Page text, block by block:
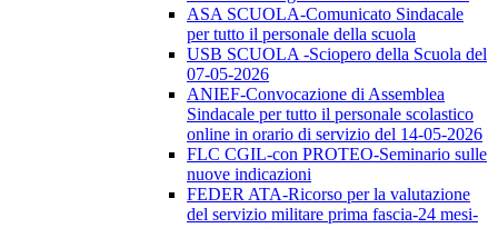
ASA SCUOLA-Comunicato Sindacale
per tutto il personale della scuola
USB SCUOLA -Sciopero della Scuola del
07-05-2026
ANIEF-Convocazione di Assemblea
Sindacale per tutto il personale scolastico
online in orario di servizio del 14-05-2026
FLC CGIL-con PROTEO-Seminario sulle
nuove indicazioni
FEDER ATA-Ricorso per la valutazione
del servizio militare prima fascia-24 mesi-